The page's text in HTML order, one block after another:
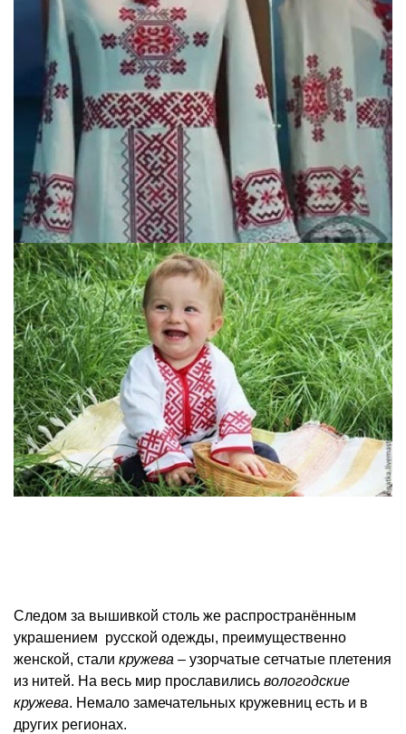
Следом за вышивкой столь же распространённым
украшением русской одежды, преимущественно
женской, стали кружева – узорчатые сетчатые плетения
из нитей. На весь мир прославились вологодские
кружева. Немало замечательных кружевниц есть и в
других регионах.